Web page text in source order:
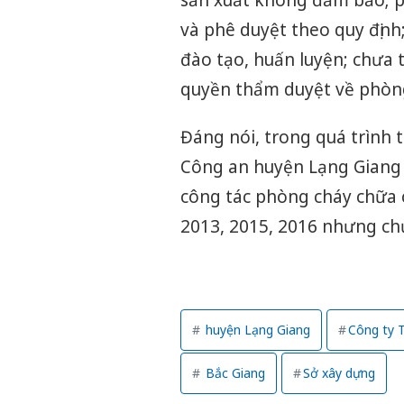
và phê duyệt theo quy
đào tạo, huấn luyện;
quyền thẩm duyệt về
Đáng nói, trong quá trình
Công an huyện Lạng
công tác phòng cháy
2013, 2015, 2016 nhưng
huyện Lạng Giang Công ty
Bắc Giang Sở xây dựng